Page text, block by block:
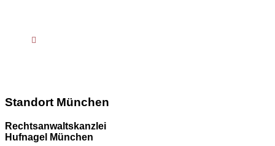
Standort München
Rechtsanwaltskanzlei
Hufnagel München